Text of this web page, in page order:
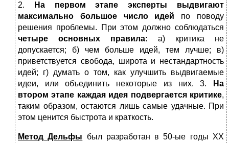
2.
На первом этапе эксперты выдвигают
максимально большое число идей по поводу
решения проблемы. При этом должно соблюдаться
четыре основных правила: а) критика не
допускается; б) чем больше идей, тем лучше; в)
приветствуется свобода, широта и нестандартность
идей; г) думать о том, как улучшить выдвигаемые
идеи, или объединить некоторые из них. 3.
На
втором этапе каждая идея подвергается критике,
таким образом, остаются лишь самые удачные. При
этом ценится быстрота и краткость.
Метод Дельфы
был разработан в 50-ые годы ХХ